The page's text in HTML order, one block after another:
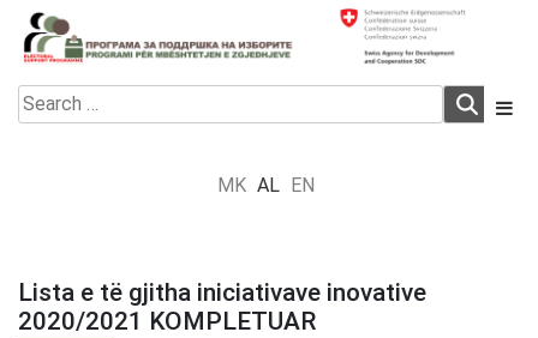
Skip
content
Electoral Support Programme
Electoral Support Programme
Search
for:
MK AL EN
Lista e të gjitha iniciativave inovative
2020/2021 KOMPLETUAR